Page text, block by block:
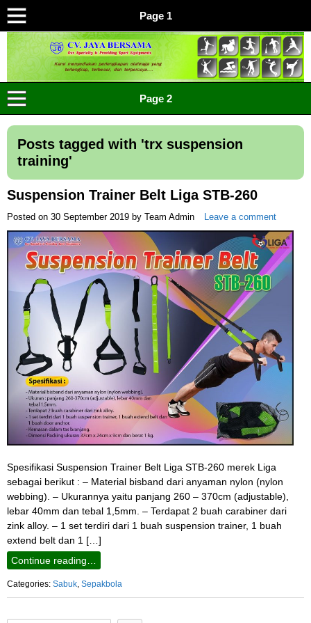
Page 1
CV JAYA BERSAMA Co Id
Menyediakan Semua Perlengkapan Olahraga Yang
Page 2
Posts tagged with 'trx suspension
training'
Suspension Trainer Belt Liga STB-260
Posted on 30 September 2019 by Team Admin Leave a comment
Spesifikasi Suspension Trainer Belt Liga STB-260 merek Liga
sebagai berikut : – Material bisband dari anyaman nylon (nylon
webbing). – Ukurannya yaitu panjang 260 – 370cm (adjustable),
lebar 40mm dan tebal 1,5mm. – Terdapat 2 buah carabiner dari
zink alloy. – 1 set terdiri dari 1 buah suspension trainer, 1 buah
extend belt dan 1 […]
Continue reading…
Categories: Sabuk Sepakbola